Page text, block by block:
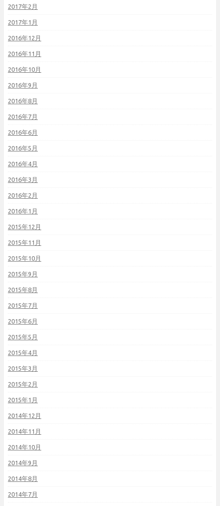
2017年2月
2017年1月
2016年12月
2016年11月
2016年10月
2016年9月
2016年8月
2016年7月
2016年6月
2016年5月
2016年4月
2016年3月
2016年2月
2016年1月
2015年12月
2015年11月
2015年10月
2015年9月
2015年8月
2015年7月
2015年6月
2015年5月
2015年4月
2015年3月
2015年2月
2015年1月
2014年12月
2014年11月
2014年10月
2014年9月
2014年8月
2014年7月